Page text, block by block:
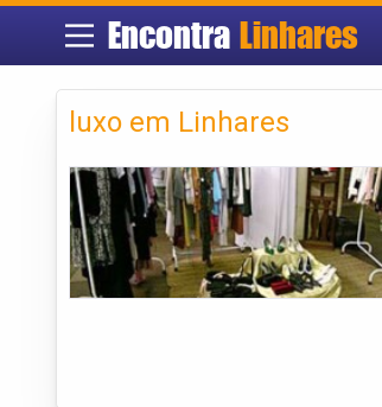
Encontra Linhares
luxo em Linhares